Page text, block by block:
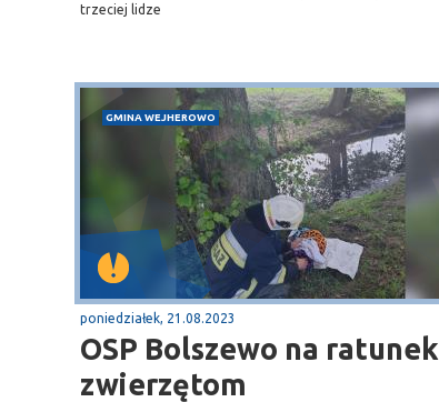
trzeciej lidze
GMINA WEJHEROWO
poniedziałek, 21.08.2023
OSP Bolszewo na ratunek
zwierzętom